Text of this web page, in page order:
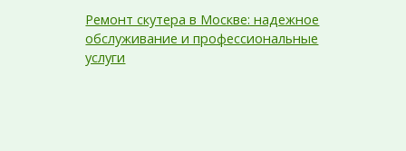
Ремонт скутера в Москве: надежное
обслуживание и профессиональные
услуги